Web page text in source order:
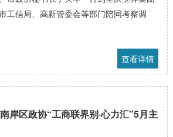
工信局、高新管委会等部门陪同考察调
查看详情
岸区政协“工商联界别·心力汇”5月主